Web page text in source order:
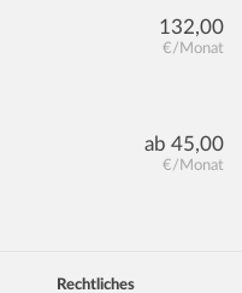
132,00
€/Monat
ab 45,00
€/Monat
Rechtliches